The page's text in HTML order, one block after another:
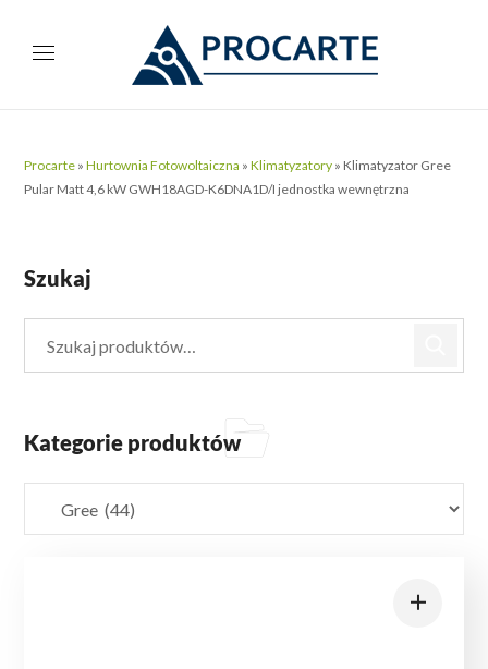
Procarte »Hurtownia Fotowoltaiczna »Klimatyzatory » Klimatyzator Gree
Pular Matt 4,6 kW GWH18AGD-K6DNA1D/I jednostka wewnętrzna
Szukaj
Kategorie produktów